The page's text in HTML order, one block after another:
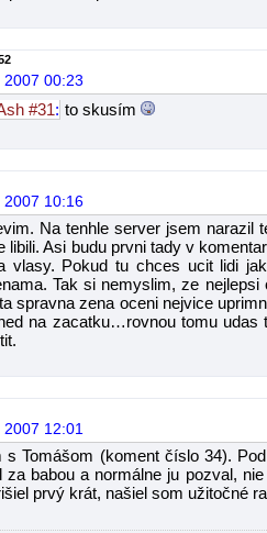
2007 00:23
#31: to skusím
2007 10:16
Na tenhle server jsem narazil
libili. Asi budu prvni tady v
vlasy. Pokud tu chces ucit lidi
Tak si nemyslim, ze
spravna zena oceni nejvice
na zacatku…rovnou tomu udas
2007 12:01
s Tomášom (koment číslo 34).
za babou a normálne ju pozval,
prvý krát, našiel som užitočné